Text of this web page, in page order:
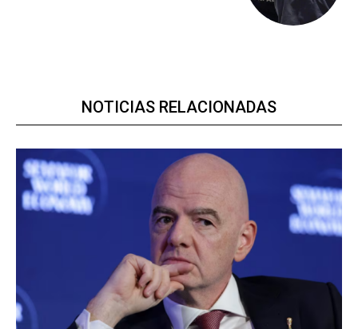
NOTICIAS RELACIONADAS